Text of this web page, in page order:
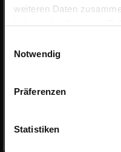
weiteren Daten
Notwendig
Präferenzen
Statistiken